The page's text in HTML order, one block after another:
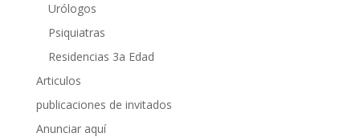
Urólogos
Psiquiatras
Residencias 3a Edad
Articulos
publicaciones de invitados
Anunciar aquí